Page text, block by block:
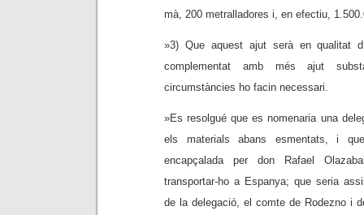
mà, 200 metralladores i, en efectiu,
»3) Que aquest ajut serà en qualitat
complementat amb més ajut
circumstàncies ho facin necessari.
»Es resolgué que es nomenaria una
els materials abans esmentats, i
encapçalada per don Rafael
transportar-ho a Espanya; que seria
de la delegació, el comte de Rodezno i